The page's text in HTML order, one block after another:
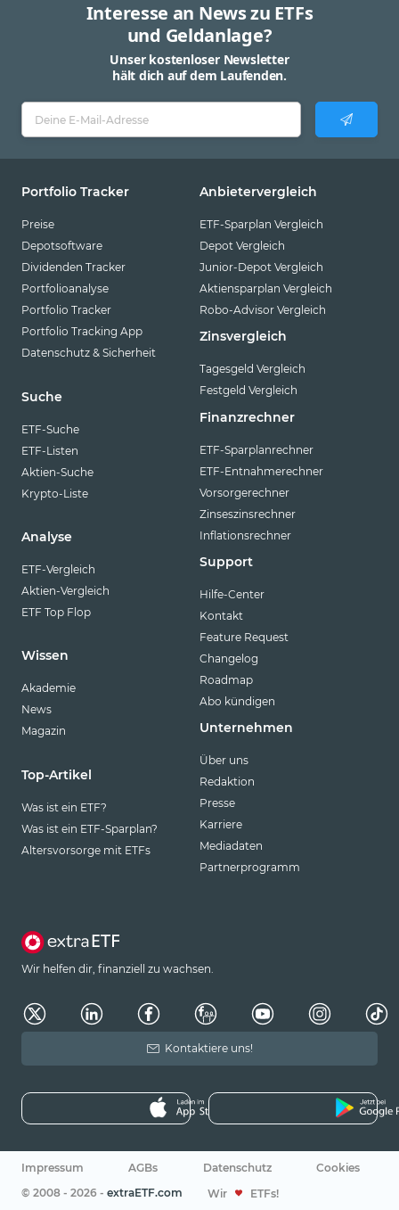
Interesse an News zu ETFs
und Geldanlage?
Unser kostenloser Newsletter
hält dich auf dem Laufenden.
Portfolio Tracker
Preise
Depotsoftware
Dividenden Tracker
Portfolioanalyse
Portfolio Tracker
Portfolio Tracking App
Datenschutz & Sicherheit
Suche
ETF-Suche
ETF-Listen
Aktien-Suche
Krypto-Liste
Analyse
ETF-Vergleich
Aktien-Vergleich
ETF Top Flop
Wissen
Akademie
News
Magazin
Top-Artikel
Was ist ein ETF?
Was ist ein ETF-Sparplan?
Altersvorsorge mit ETFs
Anbietervergleich
ETF-Sparplan Vergleich
Depot Vergleich
Junior-Depot Vergleich
Aktiensparplan Vergleich
Robo-Advisor Vergleich
Zinsvergleich
Tagesgeld Vergleich
Festgeld Vergleich
Finanzrechner
ETF-Sparplanrechner
ETF-Entnahmerechner
Vorsorgerechner
Zinseszinsrechner
Inflationsrechner
Support
Hilfe-Center
Kontakt
Feature Request
Changelog
Roadmap
Abo kündigen
Unternehmen
Über uns
Redaktion
Presse
Karriere
Mediadaten
Partnerprogramm
Wir helfen dir, finanziell zu wachsen.
Kontaktiere uns!
Impressum AGBs Datenschutz
Cookies
© 2008 - 2026 - extraETF.com Wir ETFs!